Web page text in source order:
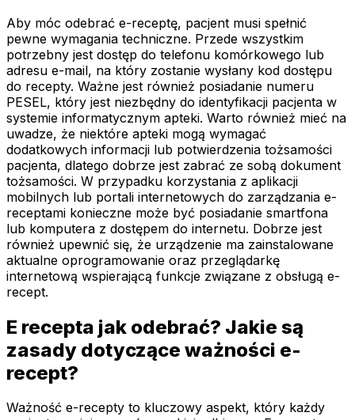
Aby móc odebrać e-receptę, pacjent musi spełnić
pewne wymagania techniczne. Przede wszystkim
potrzebny jest dostęp do telefonu komórkowego lub
adresu e-mail, na który zostanie wysłany kod dostępu
do recepty. Ważne jest również posiadanie numeru
PESEL, który jest niezbędny do identyfikacji pacjenta w
systemie informatycznym apteki. Warto również mieć na
uwadze, że niektóre apteki mogą wymagać
dodatkowych informacji lub potwierdzenia tożsamości
pacjenta, dlatego dobrze jest zabrać ze sobą dokument
tożsamości. W przypadku korzystania z aplikacji
mobilnych lub portali internetowych do zarządzania e-
receptami konieczne może być posiadanie smartfona
lub komputera z dostępem do internetu. Dobrze jest
również upewnić się, że urządzenie ma zainstalowane
aktualne oprogramowanie oraz przeglądarkę
internetową wspierającą funkcje związane z obsługą e-
recept.
E recepta jak odebrać? Jakie są
zasady dotyczące ważności e-
recept?
Ważność e-recepty to kluczowy aspekt, który każdy